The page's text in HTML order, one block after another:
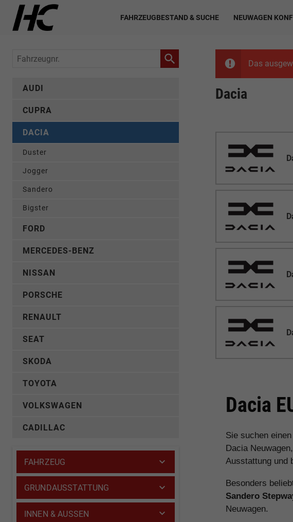
FAHRZEUGBESTAND & SUCHE NEUWAGEN
Das
Dacia
Dacia
Sie suchen
Dacia
Ausstattung und
Besonders
Sandero
Neuwagen.
Fahrzeugnr.
AUDI
CUPRA
DACIA
Duster
Jogger
Sandero
Bigster
FORD
MERCEDES-BENZ
NISSAN
PORSCHE
RENAULT
SEAT
SKODA
TOYOTA
VOLKSWAGEN
CADILLAC
FAHRZEUG
GRUNDAUSSTATTUNG
INNEN & AUSSEN